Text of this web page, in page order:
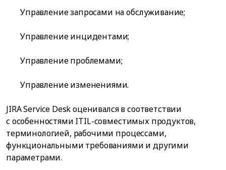
Управление запросами на обслуживание;
Управление инцидентами;
Управление проблемами;
Управление изменениями.
JIRA Service Desk оценивался в соответствии
с особенностями ITIL-совместимых продуктов,
терминологией, рабочими процессами,
функциональными требованиями и другими
параметрами.